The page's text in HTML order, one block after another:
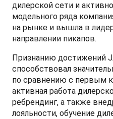
дилерской сети и
модельного ряда
на рынке и вышла в
направлении пикапов.
Признанию достижений
способствовал
по сравнению с первым
активная работа
ребрендинг, а также
лояльности, обучение